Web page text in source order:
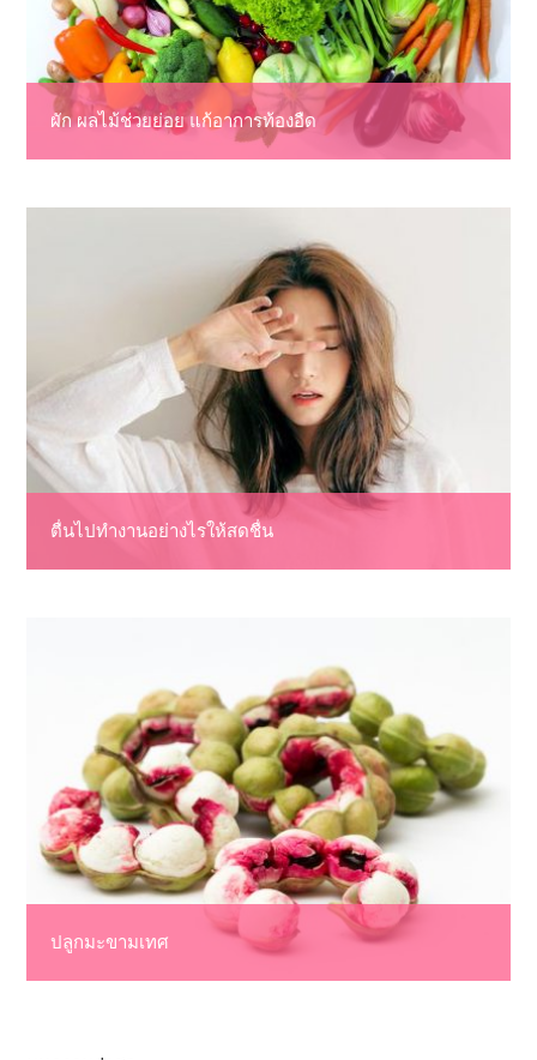
ผัก ผลไม้ช่วยย่อย แก้อาการท้องอืด
ตื่นไปทำงานอย่างไรให้สดชื่น
ปลูกมะขามเทศ